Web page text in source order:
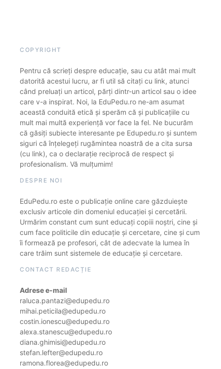
COPYRIGHT
Pentru că scrieți despre educație, sau cu atât mai mult
datorită acestui lucru, ar fi util să citați cu link, atunci
când preluați un articol, părți dintr-un articol sau o idee
care v-a inspirat. Noi, la EduPedu.ro ne-am asumat
această conduită etică și sperăm că și publicațiile cu
mult mai multă experiență vor face la fel. Ne bucurăm
că găsiți subiecte interesante pe Edupedu.ro și suntem
siguri că înțelegeți rugămintea noastră de a cita sursa
(cu link), ca o declarație reciprocă de respect și
profesionalism. Vă mulțumim!
DESPRE NOI
EduPedu.ro este o publicație online care găzduiește
exclusiv articole din domeniul educației și cercetării.
Urmărim constant cum sunt educați copiii noștri, cine și
cum face politicile din educație și cercetare, cine și cum
îi formează pe profesori, cât de adecvate la lumea în
care trăim sunt sistemele de educație și cercetare.
CONTACT REDACȚIE
Adrese e-mail
raluca.pantazi@edupedu.ro
mihai.peticila@edupedu.ro
costin.ionescu@edupedu.ro
alexa.stanescu@edupedu.ro
diana.ghimisi@edupedu.ro
stefan.lefter@edupedu.ro
ramona.florea@edupedu.ro